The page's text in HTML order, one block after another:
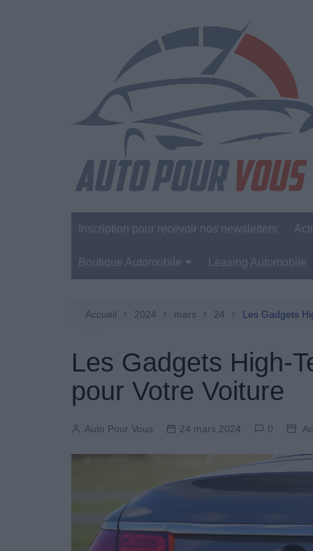
Inscription pour recevoir nos newsletters
Boutique Automobile
Entretien Automobile
Produits Boutique
Leasing Automobile
Accueil 2024 mars 24 Les Gadgets
Les Gadgets High-
pour Votre Voiture
Auto Pour Vous 24 mars 2024 0